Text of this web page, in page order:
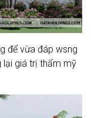
để vừa đáp wsng
lại giá trị thẩm mỹ